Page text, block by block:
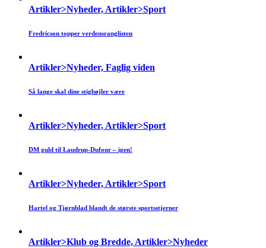
Artikler>Nyheder, Artikler>Sport
Fredricson topper verdensranglisten
Artikler>Nyheder, Faglig viden
Så lange skal dine stigbøjler være
Artikler>Nyheder, Artikler>Sport
DM guld til Laudrup-Dufour – igen!
Artikler>Nyheder, Artikler>Sport
Hartel og Tjørnblad blandt de største sportsstjerner
Artikler>Klub og Bredde, Artikler>Nyheder